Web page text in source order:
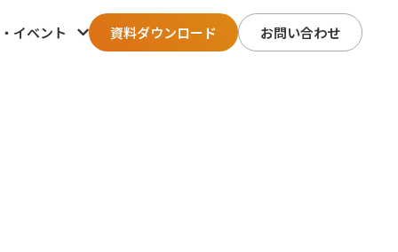
イベント 資料ダウンロード お問い合わせ